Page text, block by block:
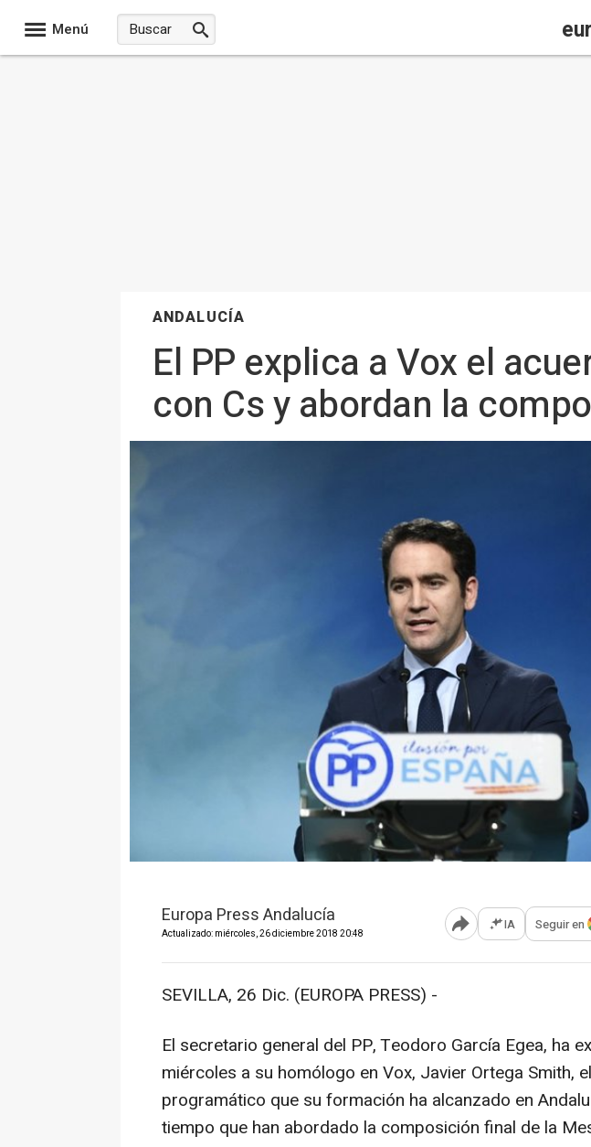
Menú
ANDALUCÍA
El PP explica a Vox el
con Cs y abordan la
Europa Press Andalucía
Actualizado: miércoles, 26 diciembre 2018 20:48 Abrir opciones para
IA Seguir en
SEVILLA, 26 Dic. (EUROPA PRESS) -
El secretario general del PP, Teodoro García Egea, ha
miércoles a su homólogo en Vox, Javier Ortega Smith,
programático que su formación ha alcanzado en
tiempo que han abordado la composición final de la